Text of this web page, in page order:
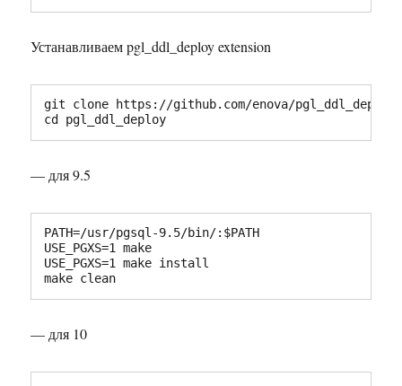
Устанавливаем pgl_ddl_deploy extension
git clone https://github.com/enova/
cd pgl_ddl_deploy
— для 9.5
PATH=/usr/pgsql-9.5/bin/:$PATH
USE_PGXS=1 make
USE_PGXS=1 make install
make clean
— для 10